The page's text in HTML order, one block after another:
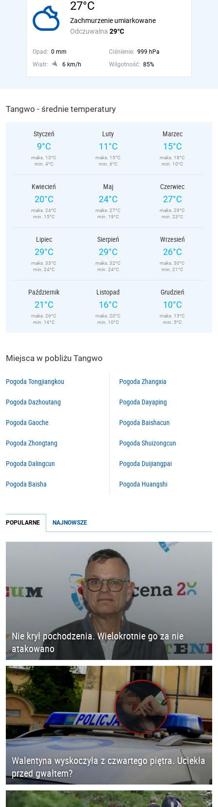
27°C
Odczuwalna 29°C
Zachmurzenie umiarkowane
Opad: 0 mm Ciśnienie: 999 hPa
Wiatr:
6 km/h Wilgotność: 85%
Tangwo - średnie temperatury
Styczeń
9°C
maks. 13°C
min. 4°C
Luty
11°C
maks. 15°C
min. 6°C
Marzec
15°C
maks. 18°C
min. 10°C
Kwiecień
20°C
maks. 24°C
min. 15°C
Maj
24°C
maks. 27°C
min. 19°C
Czerwiec
27°C
maks. 29°C
min. 23°C
Lipiec
29°C
maks. 33°C
min. 24°C
Sierpień
29°C
maks. 32°C
min. 24°C
Wrzesień
26°C
maks. 30°C
min. 21°C
Październik
21°C
maks. 26°C
min. 16°C
Listopad
16°C
maks. 20°C
min. 10°C
Grudzień
10°C
maks. 15°C
min. 5°C
Miejsca w pobliżu Tangwo
Pogoda Tongjiangkou
Pogoda Dazhoutang
Pogoda Gaoche
Pogoda Zhongtang
Pogoda Dalingcun
Pogoda Baisha
Pogoda Zhangxia
Pogoda Dayaping
Pogoda Baishacun
Pogoda Shuizongcun
Pogoda Duijiangpai
Pogoda Huangshi
POPULARNE NAJNOWSZE
Nie krył pochodzenia. Wielokrotnie go za nie
atakowano
Walentyna wyskoczyła z czwartego piętra. Uciekła
przed gwałtem?